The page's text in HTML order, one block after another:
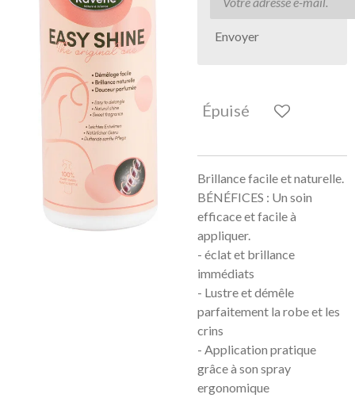
Envoyer
Épuisé
Brillance facile et naturelle.
BÉNÉFICES : Un soin
efficace et facile à
appliquer.
- éclat et brillance
immédiats
- Lustre et démêle
parfaitement la robe et les
crins
- Application pratique
grâce à son spray
ergonomique